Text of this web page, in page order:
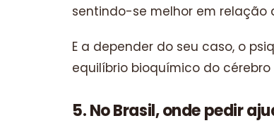
sentindo-se melhor em relação
E a depender do seu caso, o
equilíbrio bioquímico do cérebro
5. No Brasil, onde pedir